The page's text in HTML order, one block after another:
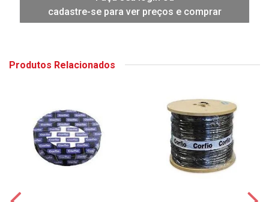
cadastre-se para ver preços e comprar
Produtos Relacionados